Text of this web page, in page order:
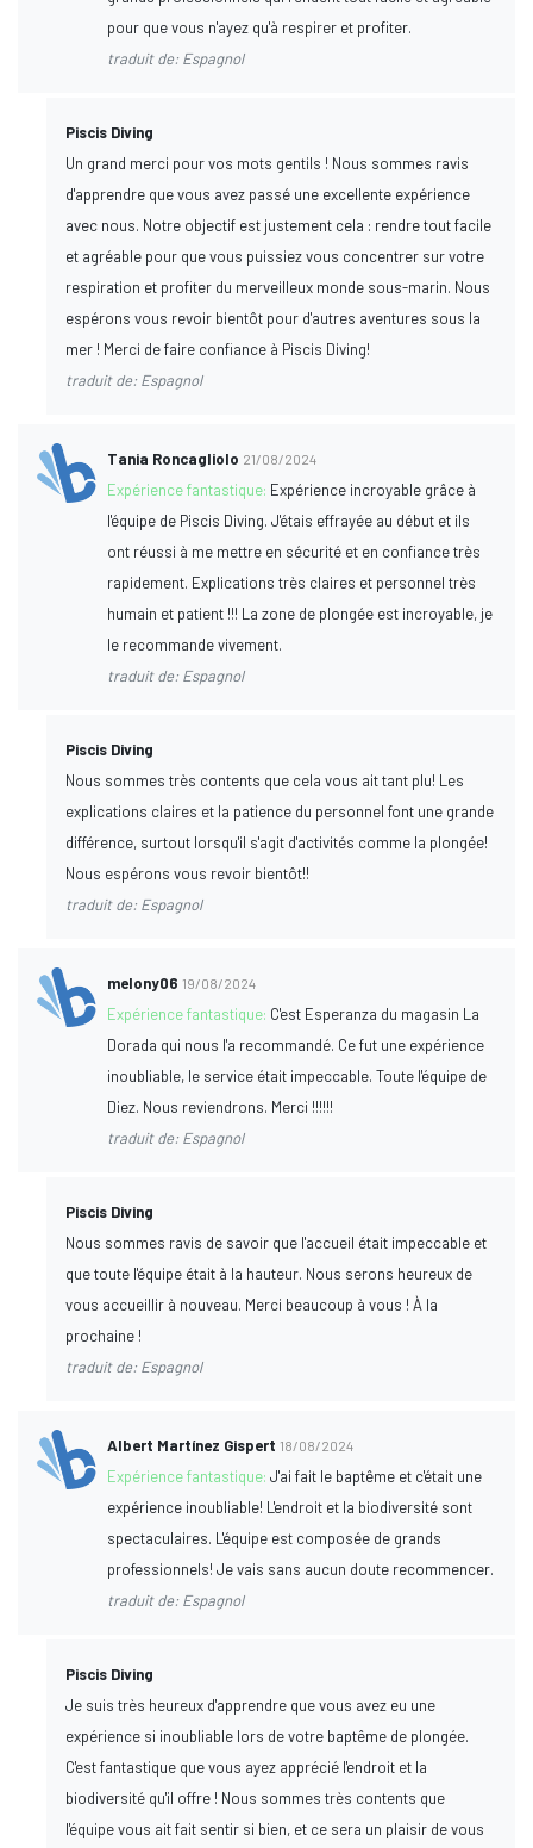
pour que vous n'ayez qu'à respirer et profiter.
traduit de: Espagnol
Piscis Diving
Un grand merci pour vos mots gentils ! Nous sommes ravis
d'apprendre que vous avez passé une excellente expérience
avec nous. Notre objectif est justement cela : rendre tout facile
et agréable pour que vous puissiez vous concentrer sur votre
respiration et profiter du merveilleux monde sous-marin. Nous
espérons vous revoir bientôt pour d'autres aventures sous la
mer ! Merci de faire confiance à Piscis Diving!
traduit de: Espagnol
Tania Roncagliolo 21/08/2024
Expérience fantastique: Expérience incroyable grâce à
l'équipe de Piscis Diving. J'étais effrayée au début et ils
ont réussi à me mettre en sécurité et en confiance très
rapidement. Explications très claires et personnel très
humain et patient !!! La zone de plongée est incroyable, je
le recommande vivement.
traduit de: Espagnol
Piscis Diving
Nous sommes très contents que cela vous ait tant plu! Les
explications claires et la patience du personnel font une grande
différence, surtout lorsqu'il s'agit d'activités comme la plongée!
Nous espérons vous revoir bientôt!!
traduit de: Espagnol
melony06 19/08/2024
Expérience fantastique: C'est Esperanza du magasin La
Dorada qui nous l'a recommandé. Ce fut une expérience
inoubliable, le service était impeccable. Toute l'équipe de
Diez. Nous reviendrons. Merci !!!!!!
traduit de: Espagnol
Piscis Diving
Nous sommes ravis de savoir que l'accueil était impeccable et
que toute l'équipe était à la hauteur. Nous serons heureux de
vous accueillir à nouveau. Merci beaucoup à vous ! À la
prochaine !
traduit de: Espagnol
Albert Martínez Gispert 18/08/2024
Expérience fantastique:J'ai fait le baptême et c'était une
expérience inoubliable! L'endroit et la biodiversité sont
spectaculaires. L'équipe est composée de grands
professionnels! Je vais sans aucun doute recommencer.
traduit de: Espagnol
Piscis Diving
Je suis très heureux d'apprendre que vous avez eu une
expérience si inoubliable lors de votre baptême de plongée.
C'est fantastique que vous ayez apprécié l'endroit et la
biodiversité qu'il offre ! Nous sommes très contents que
l'équipe vous ait fait sentir si bien, et ce sera un plaisir de vous